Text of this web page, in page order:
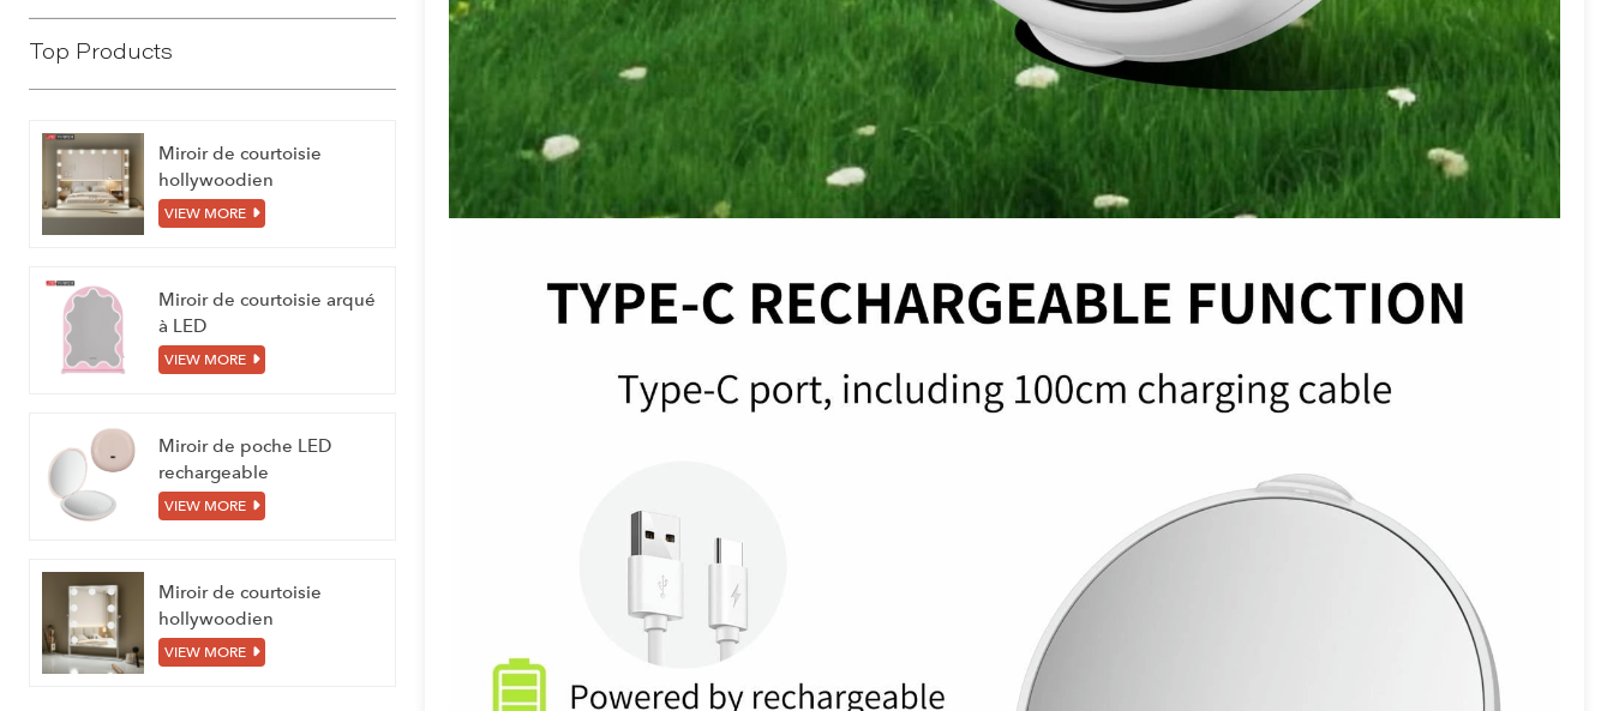
Top Products
Miroir de courtoisie
hollywoodien
VIEW MORE
Miroir de courtoisie arqué
à LED
VIEW MORE
Miroir de poche LED
rechargeable
VIEW MORE
Miroir de courtoisie
hollywoodien
VIEW MORE